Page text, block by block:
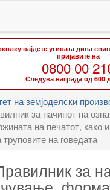
најдете угината дива
пријавите на
0800 00
Следува награда од 600
на земјоделски
за начинот на
на печатот, како
труповите на говедата
за